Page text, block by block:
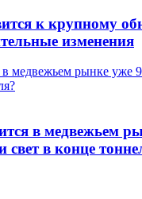
к крупному
изменения
медвежьем рынке уже 9
в медвежьем
свет в конце